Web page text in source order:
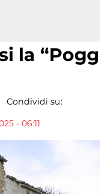
la
Condividi su:
- 06:11